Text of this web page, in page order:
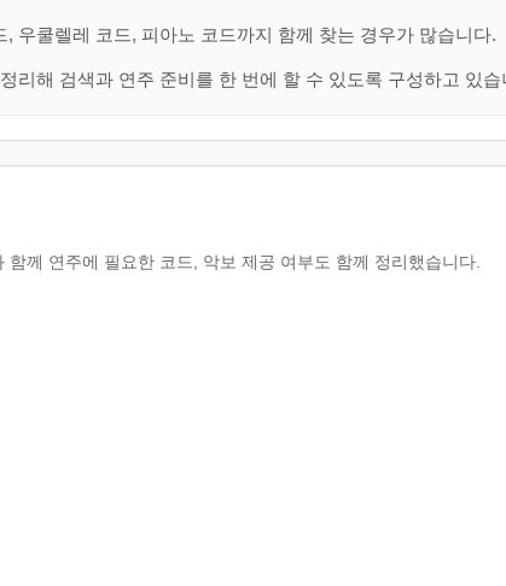
우쿨렐레 코드, 피아노 코드까지 함께 찾는 경우가 많습니다.
리해 검색과 연주 준비를 한 번에 할 수 있도록 구성하고 있습
께 연주에 필요한 코드, 악보 제공 여부도 함께 정리했습니다.